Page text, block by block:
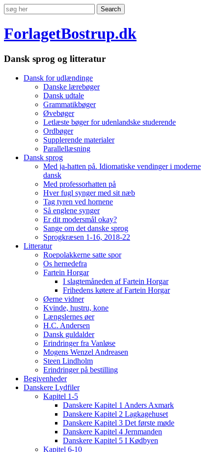
ForlagetBostrup.dk
Dansk sprog og litteratur
Dansk for udlændinge
Danske lærebøger
Dansk udtale
Grammatikbøger
Øvebøger
Letlæste bøger for udenlandske studerende
Ordbøger
Supplerende materialer
Parallellæsning
Dansk sprog
Med ja-hatten på. Idiomatiske vendinger i moderne
dansk
Med professorhatten på
Hver fugl synger med sit næb
Tag tyren ved hornene
Så englene synger
Er dit modersmål okay?
Sange om det danske sprog
Sprogkræsen 1-16, 2018-22
Litteratur
Roepolakkerne satte spor
Os hernedefra
Fartein Horgar
I slagtemåneden af Fartein Horgar
Frihedens køtere af Fartein Horgar
Øerne vidner
Kvinde, hustru, kone
Længslernes øer
H.C. Andersen
Dansk guldalder
Erindringer fra Vanløse
Mogens Wenzel Andreasen
Steen Lindholm
Erindringer på bestilling
Begivenheder
Danskere Lydfiler
Kapitel 1-5
Danskere Kapitel 1 Anders Axmark
Danskere Kapitel 2 Lagkagehuset
Danskere Kapitel 3 Det første møde
Danskere Kapitel 4 Jernmanden
Danskere Kapitel 5 I Kødbyen
Kapitel 6-10